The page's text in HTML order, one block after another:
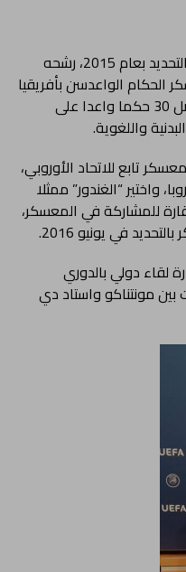
من قبل إنضمامه للقائمة الدولية بالتحديد بعام 2015، رشحه
الحكام الواعدسن بأفريقيا
والذي اقيم في بتسوانا، وإختيار أفضل 30 حكما واعدا على
واللغوية.
تابع للاتحاد الأوروبي،
“الغندور” ممثلا
للمشاركة في المعسكر،
في يونيو 2016.
لقاء دولي بالدوري
مونتناكو واستاد دي